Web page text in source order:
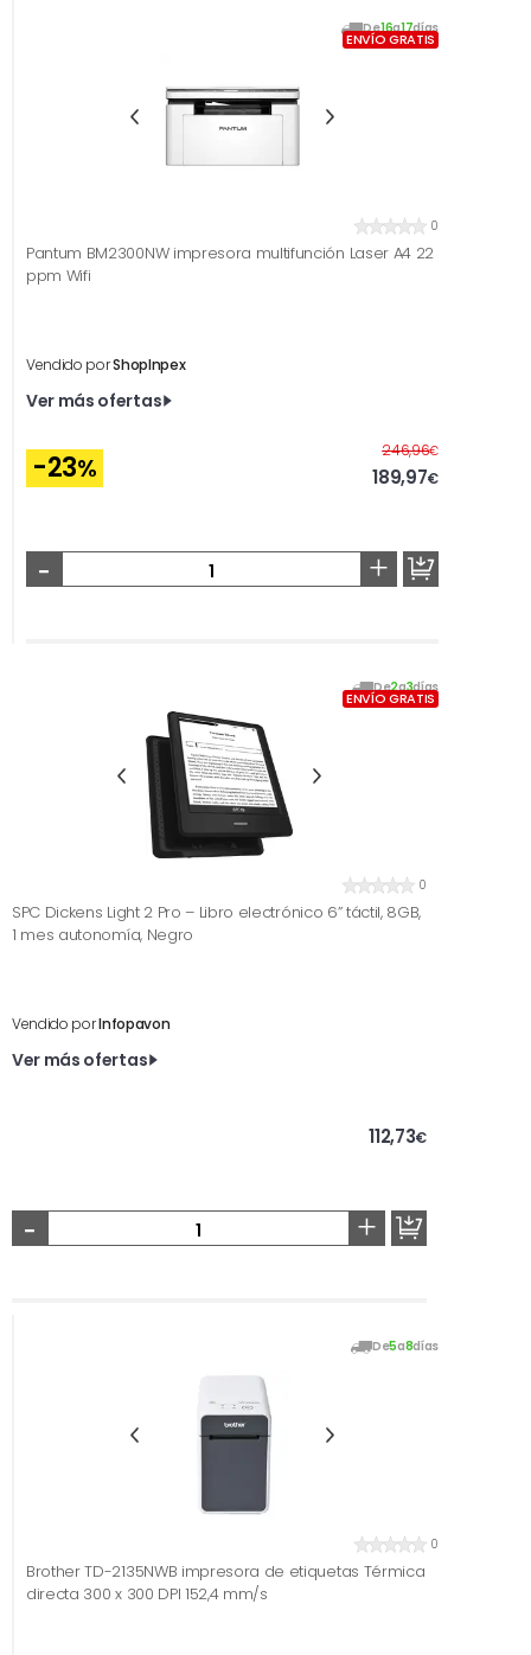
De16a17días
ENVÍO GRATIS
0
Pantum BM2300NW impresora multifunción Laser A4 22
ppm Wifi
Vendido porShopInpex
Ver más ofertas
-23%
246,96€Antes
189,97€
- +
De2a3días
ENVÍO GRATIS
0
SPC Dickens Light 2 Pro – Libro electrónico 6” táctil, 8GB,
1 mes autonomía, Negro
Vendido porInfopavon
Ver más ofertas
112,73€
- +
De5a8días
0
Brother TD-2135NWB impresora de etiquetas Térmica
directa 300 x 300 DPI 152,4 mm/s